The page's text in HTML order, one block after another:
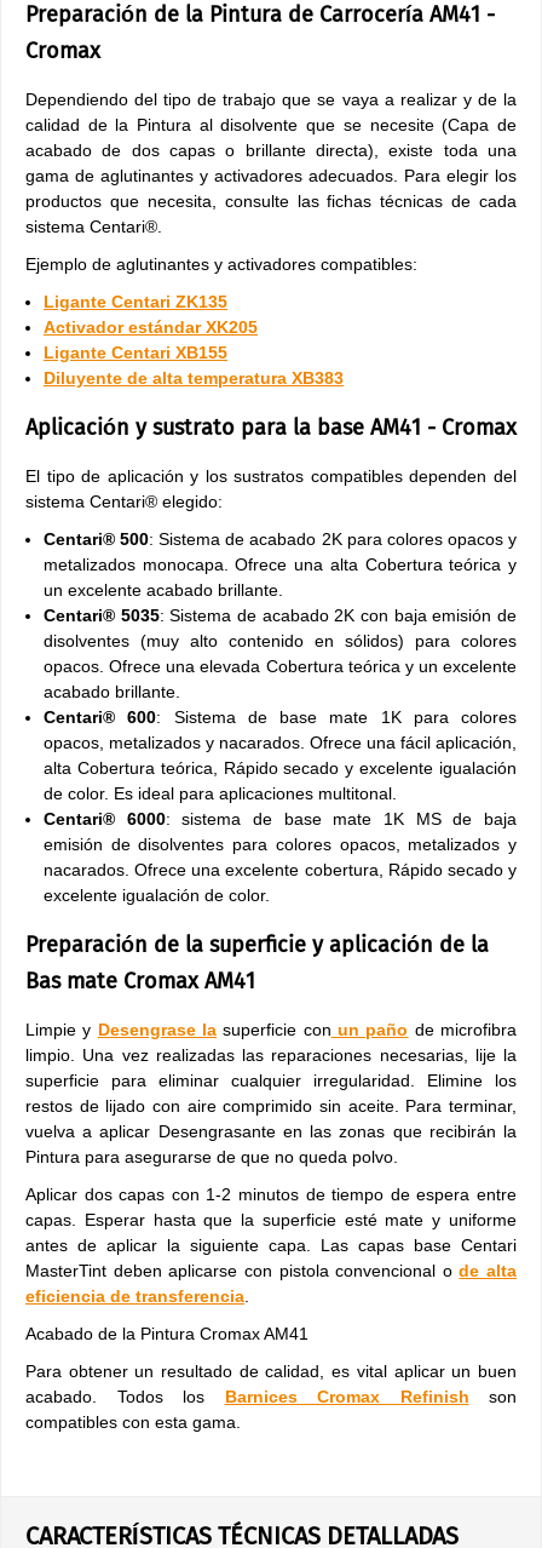
Preparación de la Pintura de Carrocería AM41 -
Cromax
Dependiendo del tipo de trabajo que se vaya a realizar y de la
calidad de la Pintura al disolvente que se necesite (Capa de
acabado de dos capas o brillante directa), existe toda una
gama de aglutinantes y activadores adecuados. Para elegir los
productos que necesita, consulte las fichas técnicas de cada
sistema Centari®.
Ejemplo de aglutinantes y activadores compatibles:
Ligante Centari ZK135
Activador estándar XK205
Ligante Centari XB155
Diluyente de alta temperatura XB383
Aplicación y sustrato para la base AM41 - Cromax
El tipo de aplicación y los sustratos compatibles dependen del
sistema Centari® elegido:
Centari® 500: Sistema de acabado 2K para colores opacos y
metalizados monocapa. Ofrece una alta Cobertura teórica y
un excelente acabado brillante.
Centari® 5035: Sistema de acabado 2K con baja emisión de
disolventes (muy alto contenido en sólidos) para colores
opacos. Ofrece una elevada Cobertura teórica y un excelente
acabado brillante.
Centari® 600: Sistema de base mate 1K para colores
opacos, metalizados y nacarados. Ofrece una fácil aplicación,
alta Cobertura teórica, Rápido secado y excelente igualación
de color. Es ideal para aplicaciones multitonal.
Centari® 6000: sistema de base mate 1K MS de baja
emisión de disolventes para colores opacos, metalizados y
nacarados. Ofrece una excelente cobertura, Rápido secado y
excelente igualación de color.
Preparación de la superficie y aplicación de la
Bas mate Cromax AM41
Limpie y Desengrase la superficie con un paño de microfibra
limpio. Una vez realizadas las reparaciones necesarias, lije la
superficie para eliminar cualquier irregularidad. Elimine los
restos de lijado con aire comprimido sin aceite. Para terminar,
vuelva a aplicar Desengrasante en las zonas que recibirán la
Pintura para asegurarse de que no queda polvo.
Aplicar dos capas con 1-2 minutos de tiempo de espera entre
capas. Esperar hasta que la superficie esté mate y uniforme
antes de aplicar la siguiente capa. Las capas base Centari
MasterTint deben aplicarse con pistola convencional ode alta
eficiencia de transferencia
Acabado de la Pintura Cromax AM41
Para obtener un resultado de calidad, es vital aplicar un buen
acabado. Todos los Barnices Cromax Refinish son
compatibles con esta gama.
CARACTERÍSTICAS TÉCNICAS DETALLADAS